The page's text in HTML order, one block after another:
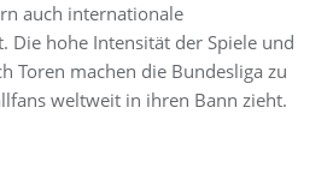
auch internationale
Die hohe Intensität der Spiele und
Toren machen die Bundesliga zu
weltweit in ihren Bann zieht.